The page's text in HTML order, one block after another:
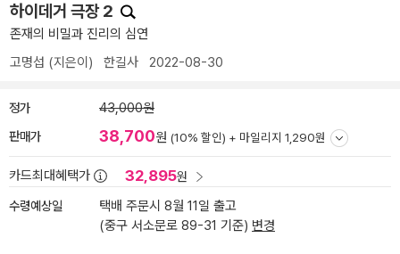
하이데거 극장 2
존재의 비밀과 진리의 심연
고명섭 (지은이) 한길사 2022-08-30
정가 43,000원
판매가 38,700원 (10% 할인) + 마일리지 1,290원
카드최대혜택가 32,895원
수령예상일
택배 주문시 8월 11일 출고
(중구 서소문로 89-31 기준) 변경